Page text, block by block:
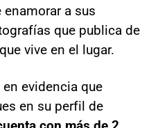
a sus
que publica de
vive en el lugar.
evidencia que
en su perfil de